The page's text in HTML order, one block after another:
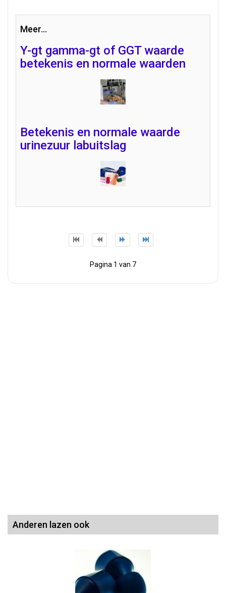
Meer...
Y-gt gamma-gt of GGT waarde
betekenis en normale waarden
Betekenis en normale waarde
urinezuur labuitslag
Pagina 1 van 7
Anderen lazen ook